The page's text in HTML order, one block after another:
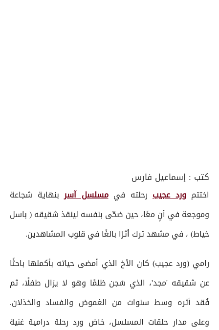
كتب : إسماعيل فارس
اختتمورد عجيب رحلته فيمسلسل آسربنهاية شجاعة
وموجعة في آنٍ معًا، حين ضحّى بنفسه لينقذ شقيقه ( باسل
خياط) ، في مشهد ترك أثرًا بالغًا في قلوب المشاهدين.
رامي (ورد عجيب) كان الأخ الذي أمضى حياته بأكملها باحثًا
عن شقيقه 'مجد'، الذي سُجن ظلمًا وهو لا يزال طفلًا، ثم
فُقد أثره وسط سنوات من الغموض والفساد والخذلان.
وعلى مدار حلقات المسلسل، خاض ورد رحلة درامية غنية